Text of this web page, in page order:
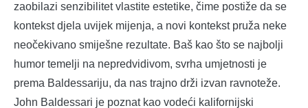
zaobilazi senzibilitet vlastite estetike, čime postiže da se
kontekst djela uvijek mijenja, a novi kontekst pruža neke
neočekivano smiješne rezultate. Baš kao što se najbolji
humor temelji na nepredvidivom, svrha umjetnosti je
prema Baldessariju, da nas trajno drži izvan ravnoteže.
John Baldessari je poznat kao vodeći kalifornijski